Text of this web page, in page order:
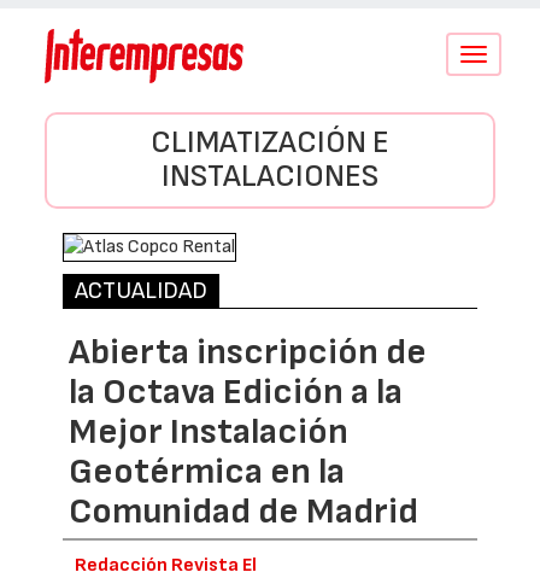
Conmutar
CLIMATIZACIÓN E
INSTALACIONES
ACTUALIDAD
Abierta inscripción de
la Octava Edición a la
Mejor Instalación
Geotérmica en la
Comunidad de Madrid
Redacción Revista El